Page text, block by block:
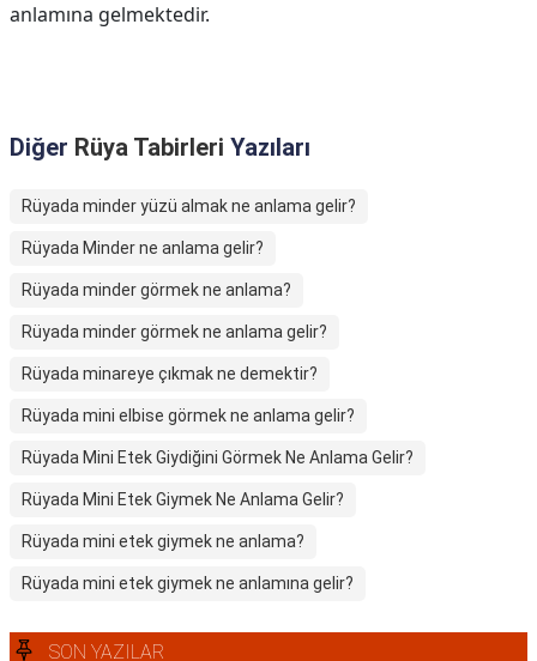
anlamına gelmektedir.
Diğer Rüya Tabirleri Yazıları
Rüyada minder yüzü almak ne anlama gelir?
Rüyada Minder ne anlama gelir?
Rüyada minder görmek ne anlama?
Rüyada minder görmek ne anlama gelir?
Rüyada minareye çıkmak ne demektir?
Rüyada mini elbise görmek ne anlama gelir?
Rüyada Mini Etek Giydiğini Görmek Ne Anlama Gelir?
Rüyada Mini Etek Giymek Ne Anlama Gelir?
Rüyada mini etek giymek ne anlama?
Rüyada mini etek giymek ne anlamına gelir?
SON YAZILAR